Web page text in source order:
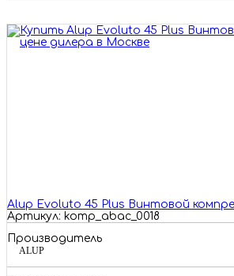
Alup Evoluto 45 Plus Винтовой
Артикул: komp_abac_0018
Производитель
ALUP